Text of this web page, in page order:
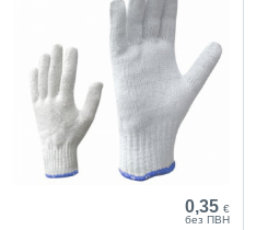
0,35 €
без ПВН